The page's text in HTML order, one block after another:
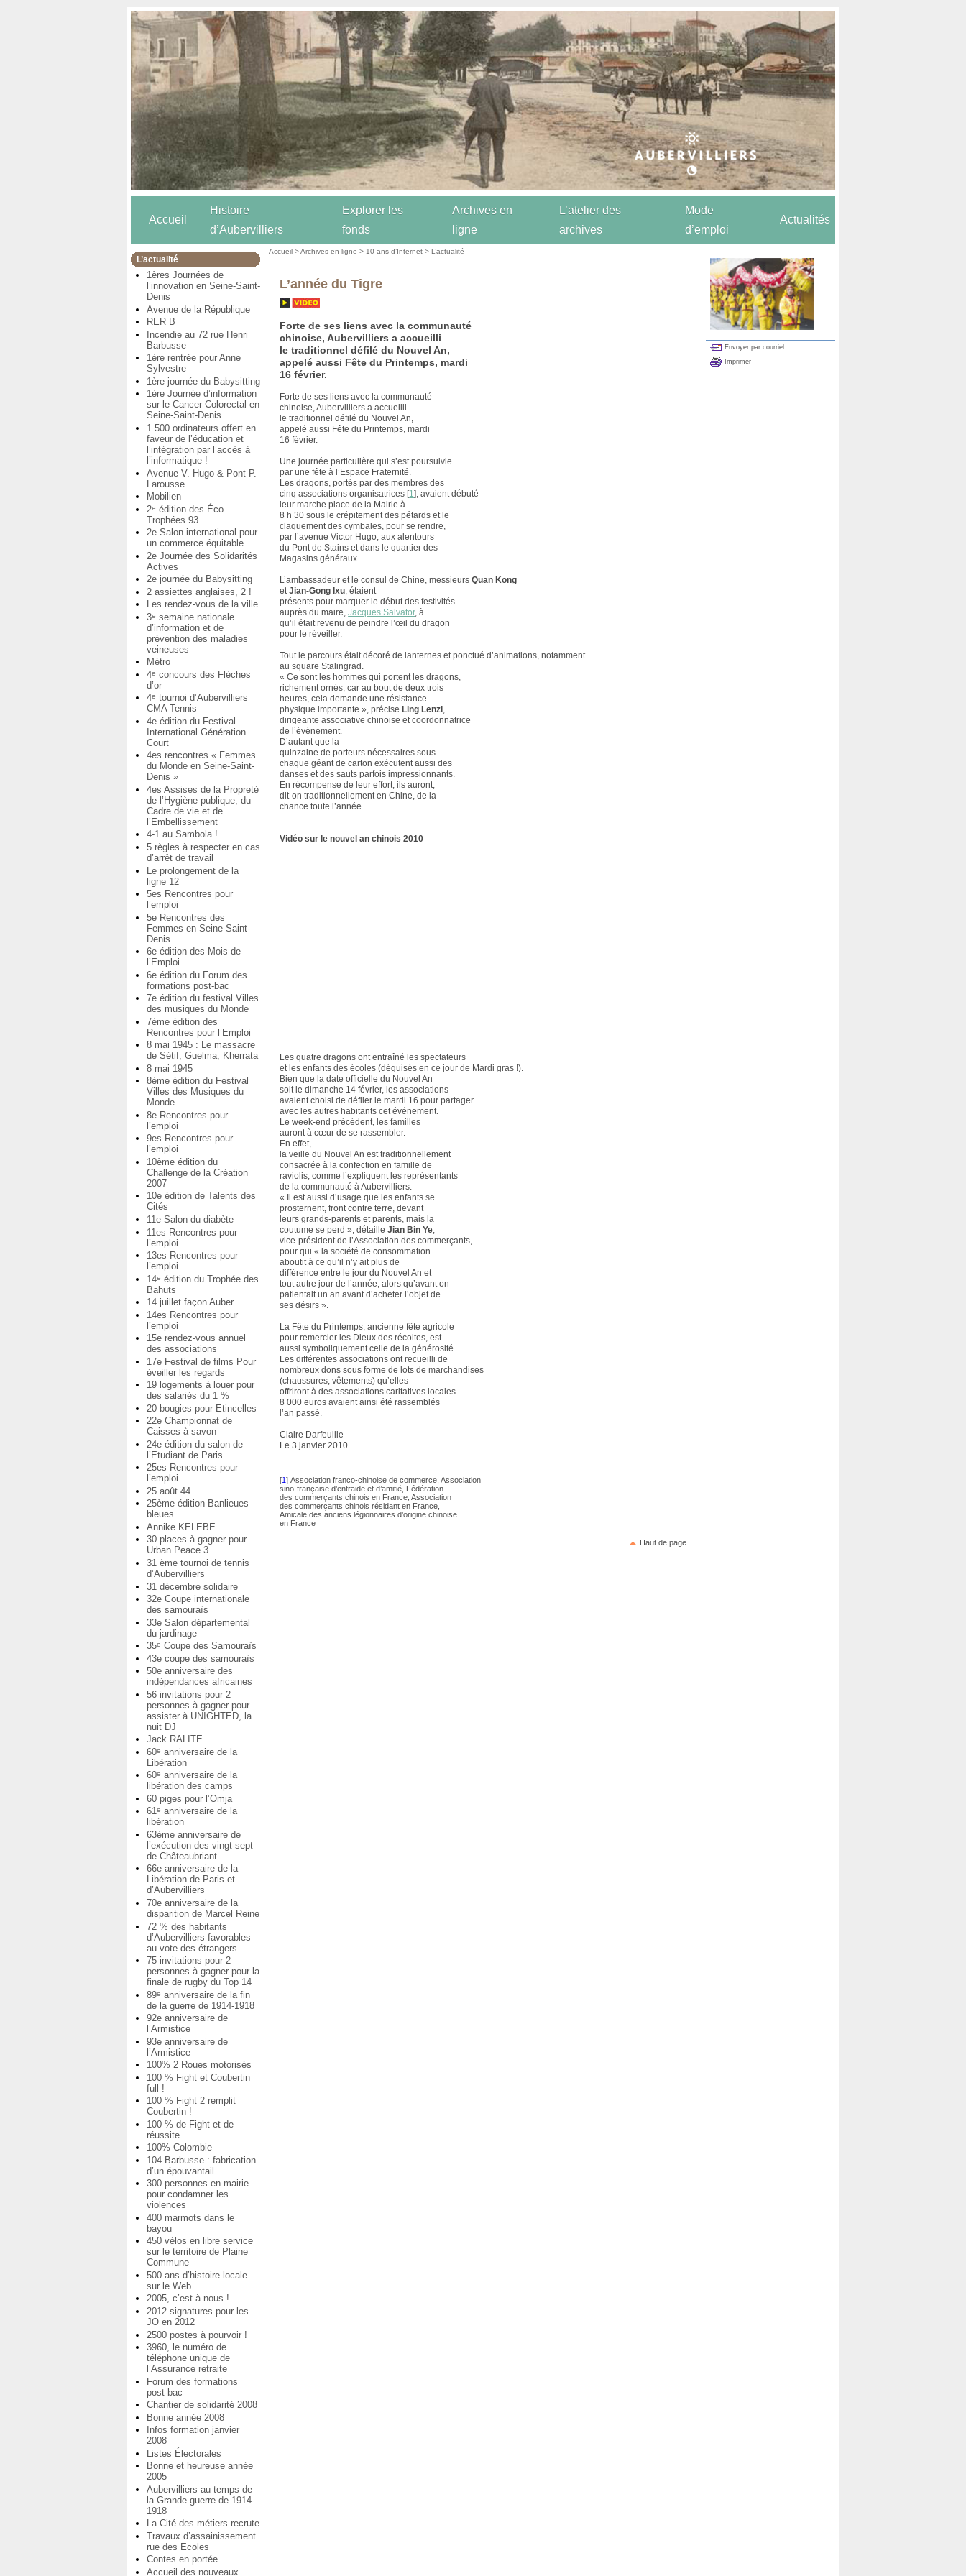
Accueil
Histoire
d’Aubervilliers
Explorer les
fonds
Archives en
ligne
L’atelier des
archives
Mode
d’emploi
Actualités
L’actualité
1ères Journées de
l’innovation en Seine-Saint-
Denis
Avenue de la République
RER B
Incendie au 72 rue Henri
Barbusse
1ère rentrée pour Anne
Sylvestre
1ère journée du Babysitting
1ère Journée d’information
sur le Cancer Colorectal en
Seine-Saint-Denis
1 500 ordinateurs offert en
faveur de l’éducation et
l’intégration par l’accès à
l’informatique !
Avenue V. Hugo & Pont P.
Larousse
Mobilien
2e édition des Éco
Trophées 93
2e Salon international pour
un commerce équitable
2e Journée des Solidarités
Actives
2e journée du Babysitting
2 assiettes anglaises, 2 !
Les rendez-vous de la ville
3e semaine nationale
d’information et de
prévention des maladies
veineuses
Métro
4e concours des Flèches
d’or
4e tournoi d’Aubervilliers
CMA Tennis
4e édition du Festival
International Génération
Court
4es rencontres « Femmes
du Monde en Seine-Saint-
Denis »
4es Assises de la Propreté
de l’Hygiène publique, du
Cadre de vie et de
l’Embellissement
4-1 au Sambola !
5 règles à respecter en cas
d’arrêt de travail
Le prolongement de la
ligne 12
5es Rencontres pour
l’emploi
5e Rencontres des
Femmes en Seine Saint-
Denis
6e édition des Mois de
l’Emploi
6e édition du Forum des
formations post-bac
7e édition du festival Villes
des musiques du Monde
7ème édition des
Rencontres pour l’Emploi
8 mai 1945 : Le massacre
de Sétif, Guelma, Kherrata
8 mai 1945
8ème édition du Festival
Villes des Musiques du
Monde
8e Rencontres pour
l’emploi
9es Rencontres pour
l’emploi
10ème édition du
Challenge de la Création
2007
10e édition de Talents des
Cités
11e Salon du diabète
11es Rencontres pour
l’emploi
13es Rencontres pour
l’emploi
14e édition du Trophée des
Bahuts
14 juillet façon Auber
14es Rencontres pour
l’emploi
15e rendez-vous annuel
des associations
17e Festival de films Pour
éveiller les regards
19 logements à louer pour
des salariés du 1 %
20 bougies pour Etincelles
22e Championnat de
Caisses à savon
24e édition du salon de
l’Etudiant de Paris
25es Rencontres pour
l’emploi
25 août 44
25ème édition Banlieues
bleues
Annike KELEBE
30 places à gagner pour
Urban Peace 3
31 ème tournoi de tennis
d’Aubervilliers
31 décembre solidaire
32e Coupe internationale
des samouraïs
33e Salon départemental
du jardinage
35e Coupe des Samouraïs
43e coupe des samouraïs
50e anniversaire des
indépendances africaines
56 invitations pour 2
personnes à gagner pour
assister à UNIGHTED, la
nuit DJ
Jack RALITE
60e anniversaire de la
Libération
60e anniversaire de la
libération des camps
60 piges pour l’Omja
61e anniversaire de la
libération
63ème anniversaire de
l’exécution des vingt-sept
de Châteaubriant
66e anniversaire de la
Libération de Paris et
d’Aubervilliers
70e anniversaire de la
disparition de Marcel Reine
72 % des habitants
d’Aubervilliers favorables
au vote des étrangers
75 invitations pour 2
personnes à gagner pour la
finale de rugby du Top 14
89e anniversaire de la fin
de la guerre de 1914-1918
92e anniversaire de
l’Armistice
93e anniversaire de
l’Armistice
100% 2 Roues motorisés
100 % Fight et Coubertin
full !
100 % Fight 2 remplit
Coubertin !
100 % de Fight et de
réussite
100% Colombie
104 Barbusse : fabrication
d’un épouvantail
300 personnes en mairie
pour condamner les
violences
400 marmots dans le
bayou
450 vélos en libre service
sur le territoire de Plaine
Commune
500 ans d’histoire locale
sur le Web
2005, c’est à nous !
2012 signatures pour les
JO en 2012
2500 postes à pourvoir !
3960, le numéro de
téléphone unique de
l’Assurance retraite
Forum des formations
post-bac
Chantier de solidarité 2008
Bonne année 2008
Infos formation janvier
2008
Listes Électorales
Bonne et heureuse année
2005
Aubervilliers au temps de
la Grande guerre de 1914-
1918
La Cité des métiers recrute
Travaux d’assainissement
rue des Ecoles
Contes en portée
Accueil des nouveaux
Accueil >Archives en ligne > 10 ans d’Internet >L’actualité
L’année du Tigre
Forte de ses liens avec la communauté
chinoise, Aubervilliers a accueilli
le traditionnel défilé du Nouvel An,
appelé aussi Fête du Printemps, mardi
16 février.
Forte de ses liens avec la communauté
chinoise, Aubervilliers a accueilli
le traditionnel défilé du Nouvel An,
appelé aussi Fête du Printemps, mardi
16 février.
Une journée particulière qui s’est poursuivie
par une fête à l’Espace Fraternité.
Les dragons, portés par des membres des
cinq associations organisatrices [1], avaient débuté
leur marche place de la Mairie à
8 h 30 sous le crépitement des pétards et le
claquement des cymbales, pour se rendre,
par l’avenue Victor Hugo, aux alentours
du Pont de Stains et dans le quartier des
Magasins généraux.
L’ambassadeur et le consul de Chine, messieursQuan Kong
etJian-Gong Ixu, étaient
présents pour marquer le début des festivités
auprès du maire,Jacques Salvator, à
qu’il était revenu de peindre l’œil du dragon
pour le réveiller.
Tout le parcours était décoré de lanternes et ponctué d’animations, notamment
au square Stalingrad.
« Ce sont les hommes qui portent les dragons,
richement ornés, car au bout de deux trois
heures, cela demande une résistance
physique importante », précise Ling Lenzi,
dirigeante associative chinoise et coordonnatrice
de l’événement.
D’autant que la
quinzaine de porteurs nécessaires sous
chaque géant de carton exécutent aussi des
danses et des sauts parfois impressionnants.
En récompense de leur effort, ils auront,
dit-on traditionnellement en Chine, de la
chance toute l’année…
Vidéo sur le nouvel an chinois 2010
Les quatre dragons ont entraîné les spectateurs
et les enfants des écoles (déguisés en ce jour de Mardi gras !).
Bien que la date officielle du Nouvel An
soit le dimanche 14 février, les associations
avaient choisi de défiler le mardi 16 pour partager
avec les autres habitants cet événement.
Le week-end précédent, les familles
auront à cœur de se rassembler.
En effet,
la veille du Nouvel An est traditionnellement
consacrée à la confection en famille de
raviolis, comme l’expliquent les représentants
de la communauté à Aubervilliers.
« Il est aussi d’usage que les enfants se
prosternent, front contre terre, devant
leurs grands-parents et parents, mais la
coutume se perd », détailleJian Bin Ye,
vice-président de l’Association des commerçants,
pour qui « la société de consommation
aboutit à ce qu’il n’y ait plus de
différence entre le jour du Nouvel An et
tout autre jour de l’année, alors qu’avant on
patientait un an avant d’acheter l’objet de
ses désirs ».
La Fête du Printemps, ancienne fête agricole
pour remercier les Dieux des récoltes, est
aussi symboliquement celle de la générosité.
Les différentes associations ont recueilli de
nombreux dons sous forme de lots de marchandises
(chaussures, vêtements) qu’elles
offriront à des associations caritatives locales.
8 000 euros avaient ainsi été rassemblés
l’an passé.
Claire Darfeuille
Le 3 janvier 2010
[1]Association franco-chinoise de commerce, Association
sino-française d’entraide et d’amitié, Fédération
des commerçants chinois en France, Association
des commerçants chinois résidant en France,
Amicale des anciens légionnaires d’origine chinoise
en France
Haut de page
Envoyer par courriel
Imprimer